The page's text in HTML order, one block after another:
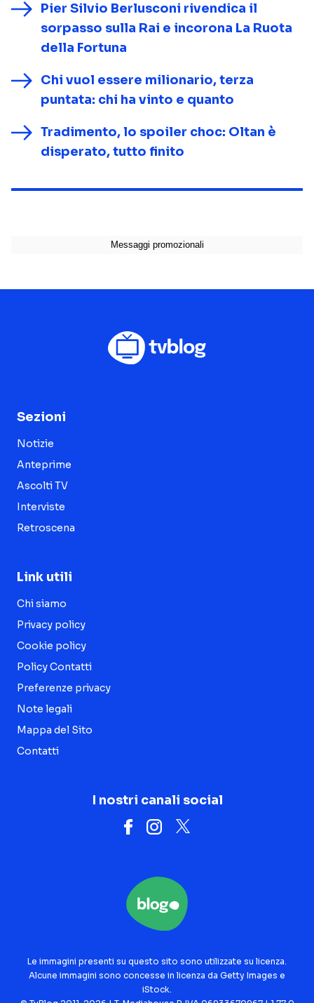
Pier Silvio Berlusconi rivendica il
sorpasso sulla Rai e incorona La Ruota
della Fortuna
Chi vuol essere milionario, terza
puntata: chi ha vinto e quanto
Tradimento, lo spoiler choc: Oltan è
disperato, tutto finito
Sezioni
Notizie
Anteprime
Ascolti TV
Interviste
Retroscena
Link utili
Chi siamo
Privacy policy
Cookie policy
Policy Contatti
Preferenze privacy
Note legali
Mappa del Sito
Contatti
I nostri canali social
Le immagini presenti su questo sito sono utilizzate su licenza.
Alcune immagini sono concesse in licenza da Getty Images e
iStock.